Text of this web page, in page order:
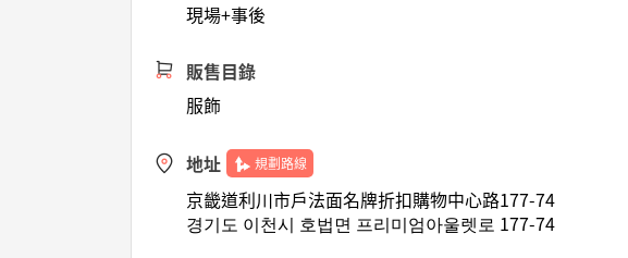
現場+事後
販售目錄
服飾
地址 規劃路線
京畿道利川市戶法面名牌折扣購物中心路177-74
경기도 이천시 호법면 프리미엄아울렛로 177-74